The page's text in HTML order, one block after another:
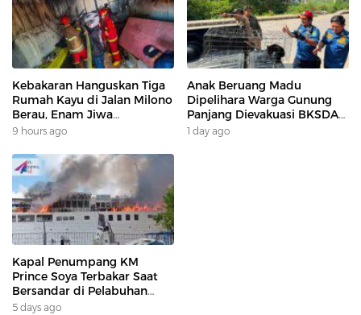
Kebakaran Hanguskan Tiga
Rumah Kayu di Jalan Milono
Berau, Enam Jiwa
Terdampak
9 hours ago
Anak Beruang Madu
Dipelihara Warga Gunung
Panjang Dievakuasi BKSDA
Dan DAMKAR
1 day ago
Kapal Penumpang KM
Prince Soya Terbakar Saat
Bersandar di Pelabuhan
Samarinda, Keberangkatan
5 days ago